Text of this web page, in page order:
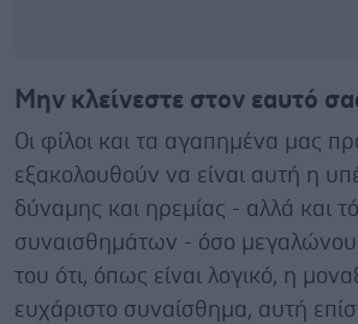
Μην κλείνεστε στον εαυτό
Οι φίλοι και τα αγαπημένα μας
εξακολουθούν να είναι αυτή η
δύναμης και ηρεμίας - αλλά και
συναισθημάτων - όσο
του ότι, όπως είναι λογικό, η
ευχάριστο συναίσθημα, αυτή